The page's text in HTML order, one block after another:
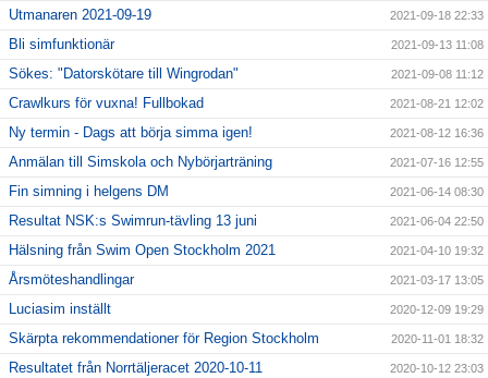
Utmanaren 2021-09-19 2021-09-18 22:33
Bli simfunktionär 2021-09-13 11:08
Sökes: "Datorskötare till Wingrodan" 2021-09-08 11:12
Crawlkurs för vuxna! Fullbokad 2021-08-21 12:02
Ny termin - Dags att börja simma igen! 2021-08-12 16:36
Anmälan till Simskola och Nybörjarträning 2021-07-16 12:55
Fin simning i helgens DM 2021-06-14 08:30
Resultat NSK:s Swimrun-tävling 13 juni 2021-06-04 22:50
Hälsning från Swim Open Stockholm 2021 2021-04-10 19:32
Årsmöteshandlingar 2021-03-17 13:05
Luciasim inställt 2020-12-09 19:29
Skärpta rekommendationer för Region Stockholm 2020-11-01 18:32
Resultatet från Norrtäljeracet 2020-10-11 2020-10-12 23:03